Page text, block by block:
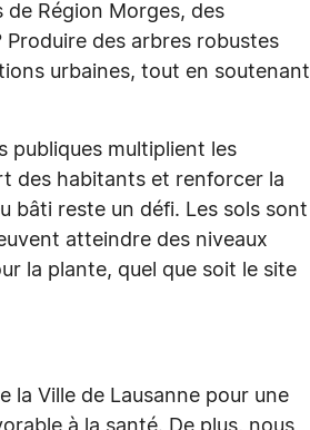
de Région Morges, des
Produire des arbres robustes
urbaines, tout en soutenant
publiques multiplient les
des habitants et renforcer la
bâti reste un défi. Les sols sont
atteindre des niveaux
la plante, quel que soit le site
la Ville de Lausanne pour une